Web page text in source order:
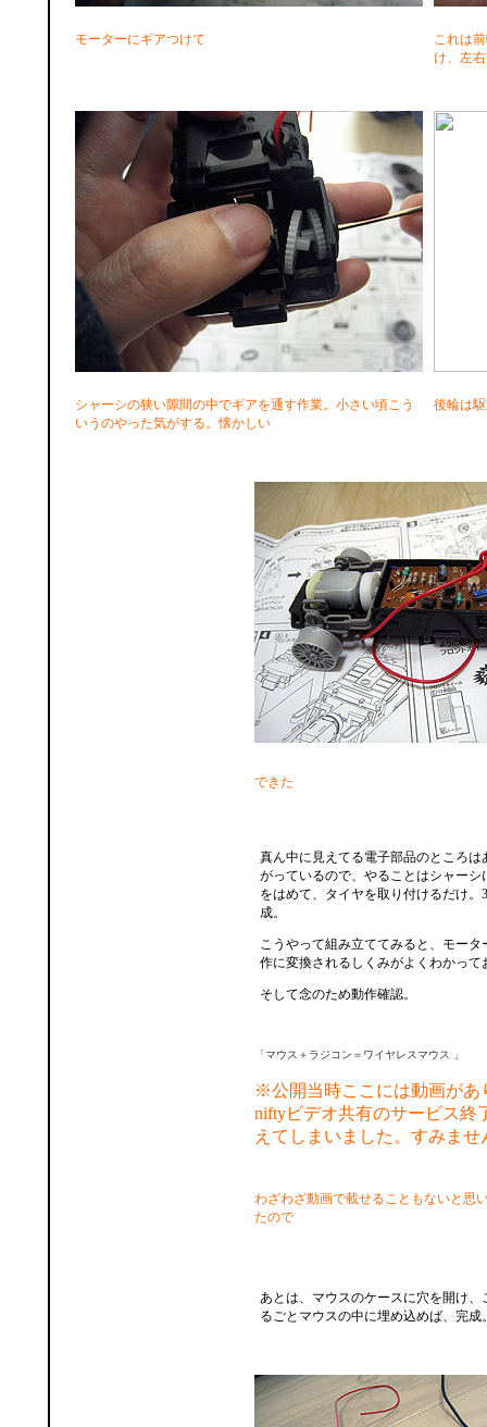
モーターにギアつけて
これは
け、左
シャーシの狭い隙間の中でギアを通す作業。小さい頃こう
いうのやった気がする。懐かしい
後輪は
できた
真ん中に見えてる電子部品のところは
がっているので、やることはシャーシ
をはめて、タイヤを取り付けるだけ。
成。
こうやって組み立ててみると、モータ
作に変換されるしくみがよくわかって
そして念のため動作確認。
「マウス＋ラジコン＝ワイヤレスマウス 」
※公開当時ここには動画があ
niftyビデオ共有のサービス終
えてしまいました。すみま
わざわざ動画で載せることもないと思
たので
あとは、マウスのケースに穴を開け、
るごとマウスの中に埋め込めば、完